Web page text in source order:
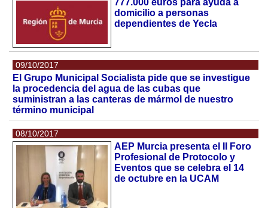
777.000 euros para ayuda a
domicilio a personas
dependientes de Yecla
09/10/2017
El Grupo Municipal Socialista pide que se investigue
la procedencia del agua de las cubas que
suministran a las canteras de mármol de nuestro
término municipal
08/10/2017
AEP Murcia presenta el II Foro
Profesional de Protocolo y
Eventos que se celebra el 14
de octubre en la UCAM